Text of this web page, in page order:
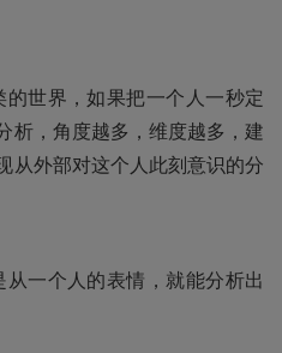
世界，如果把一个人一秒定
析，角度越多，维度越多，建
从外部对这个人此刻意识的分
一个人的表情，就能分析出